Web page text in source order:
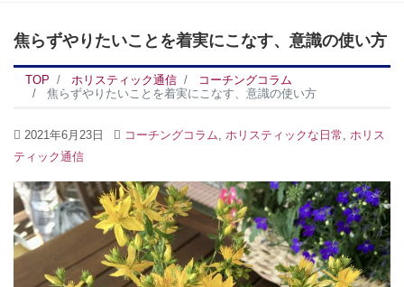
焦らずやりたいことを着実にこなす、意識の使い方
TOP ホリスティック通信
コーチングコラム
焦らずやりたいことを着実にこなす、意識の使い方
2021年6月23日 コーチングコラム ホリスティックな日常
ホリス
ティック通信